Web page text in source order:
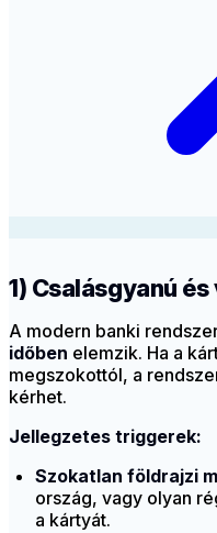
1) Csalásgyanú
A modern banki
időben elemzik. Ha a
megszokottól, a
kérhet.
Jellegzetes triggerek:
Szokatlan földrajzi
ország, vagy olyan
a kártyát.